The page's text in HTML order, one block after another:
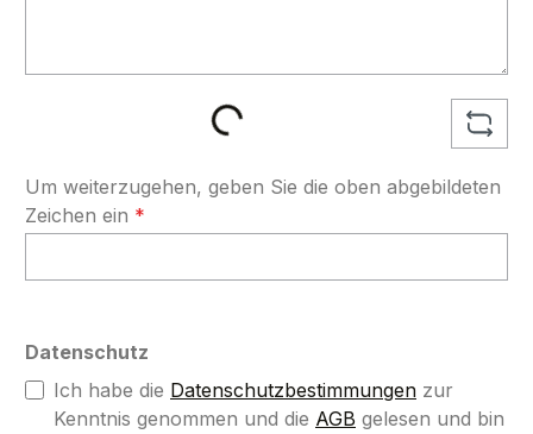
Loading...
Um weiterzugehen, geben Sie die oben abgebildeten
Zeichen ein *
Datenschutz
Ich habe die Datenschutzbestimmungen zur
Kenntnis genommen und die AGB gelesen und bin